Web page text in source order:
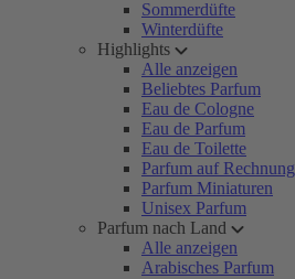
Sommerdüfte
Winterdüfte
Highlights
Alle anzeigen
Beliebtes Parfum
Eau de Cologne
Eau de Parfum
Eau de Toilette
Parfum auf Rechnung
Parfum Miniaturen
Unisex Parfum
Parfum nach Land
Alle anzeigen
Arabisches Parfum